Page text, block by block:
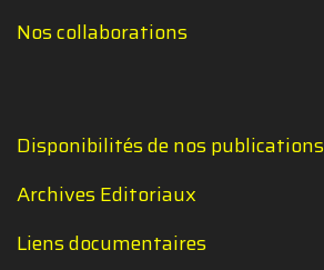
Nos collaborations
Disponibilités de nos publications
Archives Editoriaux
Liens documentaires